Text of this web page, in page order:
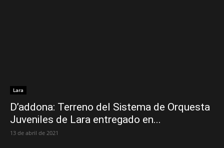
Lara
D’addona: Terreno del Sistema de Orquesta
Juveniles de Lara entregado en...
13 de abril de 2021